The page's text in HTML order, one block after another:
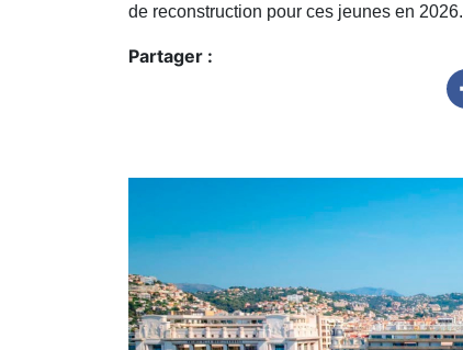
de reconstruction pour ces jeunes en 2026.
Partager :